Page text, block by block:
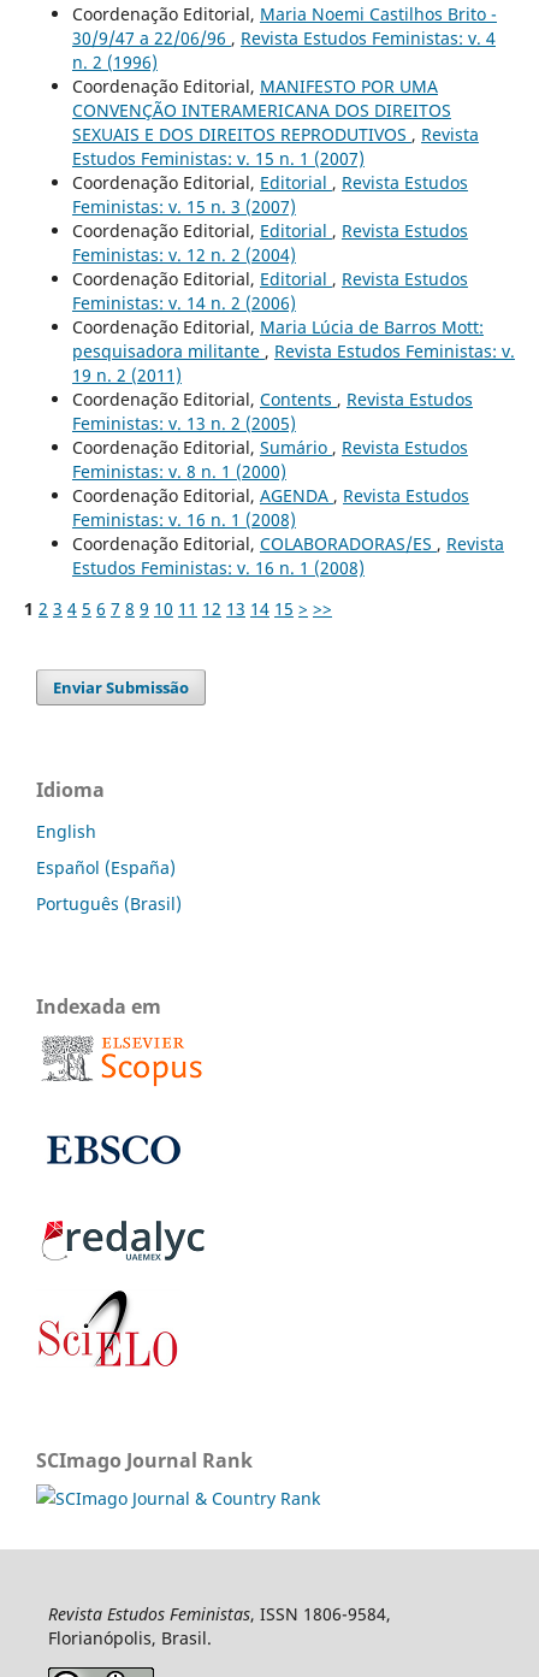
Coordenação Editorial, Maria Noemi Castilhos Brito -
30/9/47 a 22/06/96 , Revista Estudos Feministas: v. 4
n. 2 (1996)
Coordenação Editorial, MANIFESTO POR UMA
CONVENÇÃO INTERAMERICANA DOS DIREITOS
SEXUAIS E DOS DIREITOS REPRODUTIVOS , Revista
Estudos Feministas: v. 15 n. 1 (2007)
Coordenação Editorial, Editorial , Revista Estudos
Feministas: v. 15 n. 3 (2007)
Coordenação Editorial, Editorial , Revista Estudos
Feministas: v. 12 n. 2 (2004)
Coordenação Editorial, Editorial , Revista Estudos
Feministas: v. 14 n. 2 (2006)
Coordenação Editorial, Maria Lúcia de Barros Mott:
pesquisadora militante , Revista Estudos Feministas: v.
19 n. 2 (2011)
Coordenação Editorial, Contents , Revista Estudos
Feministas: v. 13 n. 2 (2005)
Coordenação Editorial, Sumário , Revista Estudos
Feministas: v. 8 n. 1 (2000)
Coordenação Editorial, AGENDA , Revista Estudos
Feministas: v. 16 n. 1 (2008)
Coordenação Editorial, COLABORADORAS/ES , Revista
Estudos Feministas: v. 16 n. 1 (2008)
1 2 3 4 5 6 7 8 9 10 11 12 13 14 15 > >>
Enviar Submissão
Idioma
English
Español (España)
Português (Brasil)
Indexada em
SCImago Journal Rank
Revista Estudos Feministas, ISSN 1806-9584,
Florianópolis, Brasil.